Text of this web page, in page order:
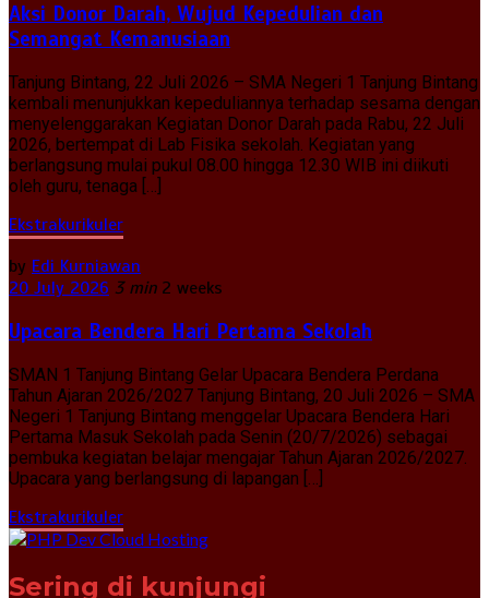
Aksi Donor Darah, Wujud Kepedulian dan
Semangat Kemanusiaan
Tanjung Bintang, 22 Juli 2026 – SMA Negeri 1 Tanjung Bintang
kembali menunjukkan kepeduliannya terhadap sesama dengan
menyelenggarakan Kegiatan Donor Darah pada Rabu, 22 Juli
2026, bertempat di Lab Fisika sekolah. Kegiatan yang
berlangsung mulai pukul 08.00 hingga 12.30 WIB ini diikuti
oleh guru, tenaga […]
Ekstrakurikuler
by Edi Kurniawan
20 July 2026 3 min 2 weeks
Upacara Bendera Hari Pertama Sekolah
SMAN 1 Tanjung Bintang Gelar Upacara Bendera Perdana
Tahun Ajaran 2026/2027 Tanjung Bintang, 20 Juli 2026 – SMA
Negeri 1 Tanjung Bintang menggelar Upacara Bendera Hari
Pertama Masuk Sekolah pada Senin (20/7/2026) sebagai
pembuka kegiatan belajar mengajar Tahun Ajaran 2026/2027.
Upacara yang berlangsung di lapangan […]
Ekstrakurikuler
Sering di kunjungi